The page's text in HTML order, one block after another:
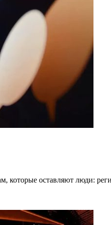
которые оставляют люди: